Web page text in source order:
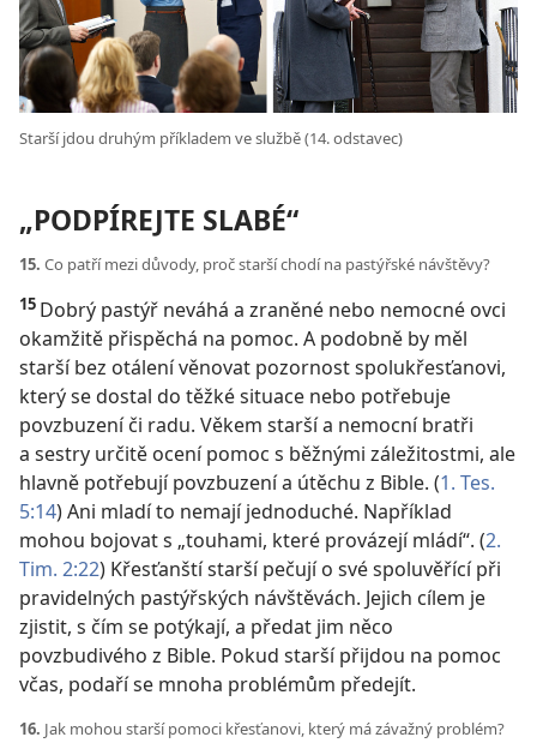
Starší jdou druhým příkladem ve službě (14. odstavec)
„PODPÍREJTE SLABÉ“
15. Co patří mezi důvody, proč starší chodí na pastýřské návštěvy?
15 Dobrý pastýř neváhá a zraněné nebo nemocné ovci
okamžitě přispěchá na pomoc. A podobně by měl
starší bez otálení věnovat pozornostspolukřesťanovi,
který se dostal do těžké situace nebo potřebuje
povzbuzení či radu. Věkem starší a nemocní bratři
a sestry určitě ocení pomoc s běžnými záležitostmi, ale
hlavně potřebují povzbuzení a útěchu z Bible. (1. Tes.
5:14) Ani mladí to nemají jednoduché. Například
mohou bojovat s „touhami, které provázejí mládí“. (2.
Tim. 2:22) Křesťanští starší pečují o své spoluvěřící při
pravidelných pastýřských návštěvách. Jejich cílem je
zjistit, s čím se potýkají, a předat jim něco
povzbudivého z Bible. Pokud starší přijdou na pomoc
včas, podaří se mnoha problémům předejít.
16. Jak mohou starší pomoci křesťanovi, který má závažný problém?